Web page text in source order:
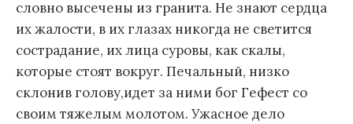
словно высечены из гранита. Не знают сердца
их жалости, в их глазах никогда не светится
сострадание, их лица суровы, как скалы,
которые стоят вокруг. Печальный, низко
склонив голову,идет за ними бог Гефест со
своим тяжелым молотом. Ужасное дело